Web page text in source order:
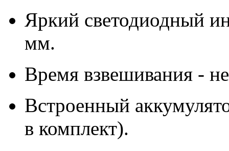
Яркий светодиодный
мм.
Время взвешивания -
Встроенный
в комплект).